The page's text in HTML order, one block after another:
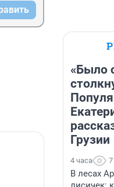
«Было
Грузии
4 часа
В лесах